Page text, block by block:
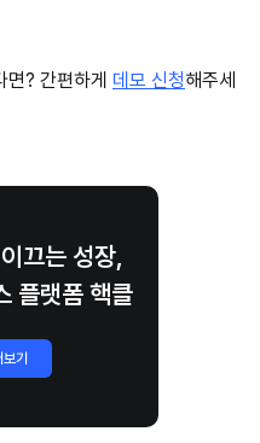
면? 간편하게 데모 신청해주세
끄는 성장,
플랫폼 핵클
보기